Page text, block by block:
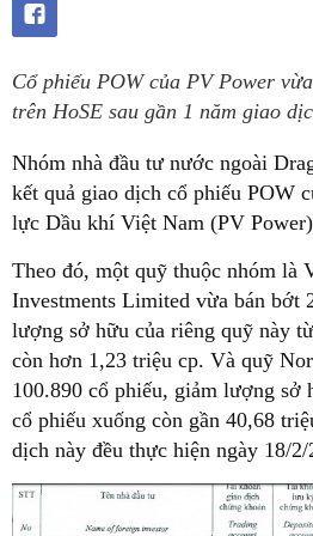
Cổ phiếu POW của PV Power
trên HoSE sau gần 1 năm giao
Nhóm nhà đầu tư nước ngoài
kết quả giao dịch cổ phiếu POW
lực Dầu khí Việt Nam (PV
Theo đó, một quỹ thuộc nhóm là
Investments Limited vừa bán bớt
lượng sở hữu của riêng quỹ này
còn hơn 1,23 triệu cp. Và quỹ
100.890 cổ phiếu, giảm lượng sở
cổ phiếu xuống còn gần 40,68
dịch này đều thực hiện ngày 18/2/